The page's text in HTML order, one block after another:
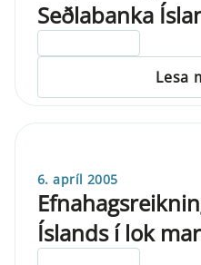
Seðlabanka
Lesa
6. apríl 2005
Íslands í lok